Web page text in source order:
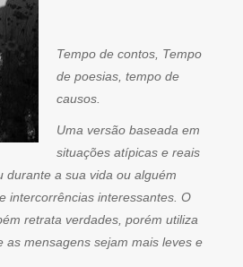
Tempo de contos, Tempo
de poesias, tempo de
causos.
Uma versão baseada em
situações atípicas e reais
durante a sua vida ou alguém
intercorrências interessantes. O
retrata verdades, porém utiliza
as mensagens sejam mais leves e